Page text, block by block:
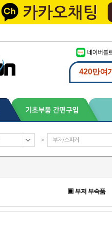
> 부저/스피커
▣ 부저 부속품